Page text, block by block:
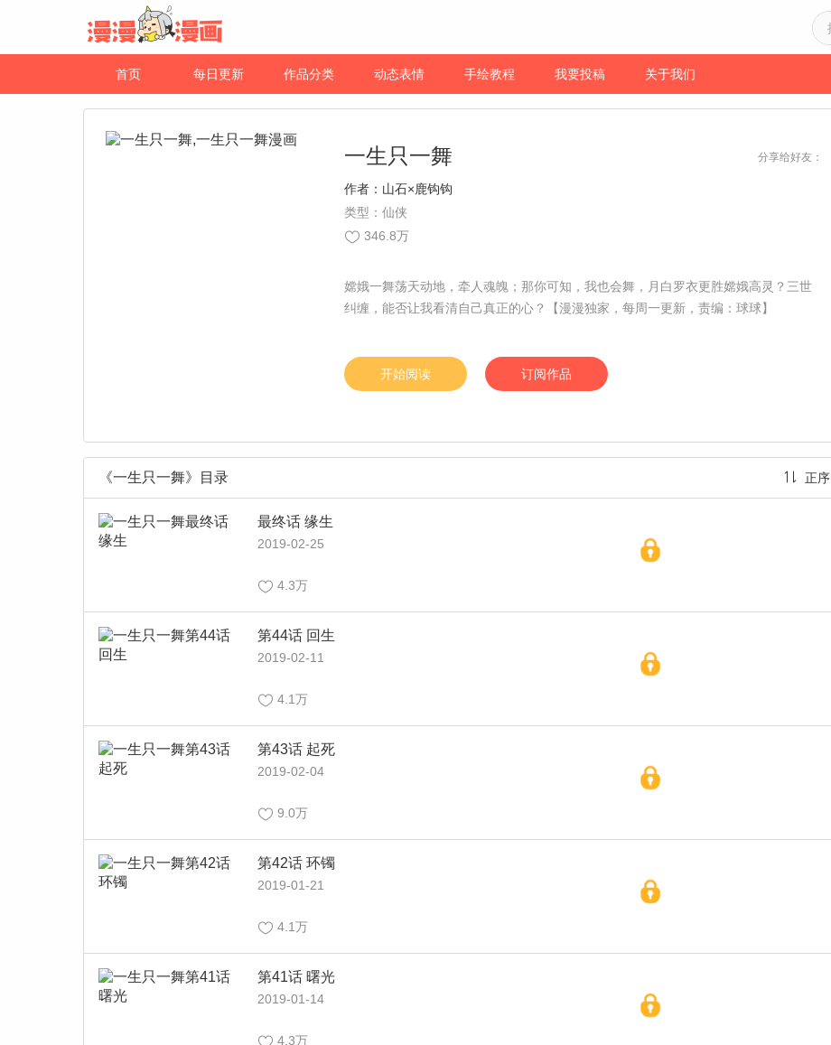
首页 每日更新 作品分类 动态表情 手绘教程 我要投稿 关于我们
一生只一舞 分享给好友：
作者： 山石×鹿钩钩
类型：仙侠
346.8万
嫦娥一舞荡天动地，牵人魂魄；那你可知，我也会舞，月白罗衣更胜嫦娥高灵？三世
纠缠，能否让我看清自己真正的心？【漫漫独家，每周一更新，责编：球球】
开始阅读 订阅作品
《一生只一舞》目录 正序
最终话 缘生
2019-02-25
4.3万
第44话 回生
2019-02-11
4.1万
第43话 起死
2019-02-04
9.0万
第42话 环镯
2019-01-21
4.1万
第41话 曙光
2019-01-14
4.3万